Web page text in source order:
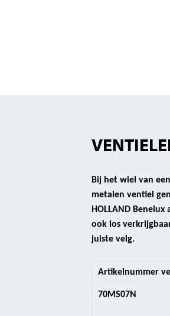
Bij het wiel van
metalen ventiel
HOLLAND
ook los
juiste velg.
Artikelnummer
70MS07N